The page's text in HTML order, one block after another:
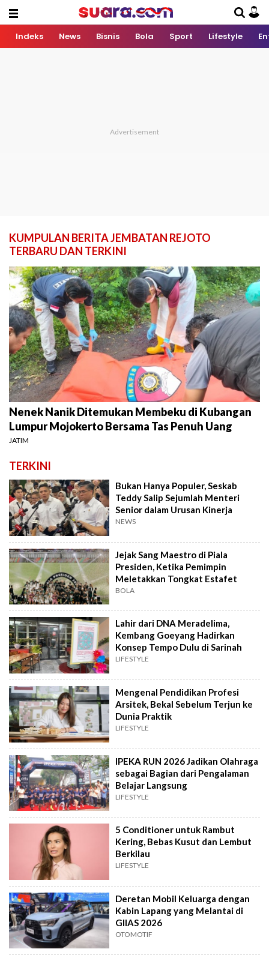
Indeks News Bisnis Bola Sport Lifestyle
KUMPULAN BERITA JEMBATAN REJOTO
TERBARU DAN TERKINI
Nenek Nanik Ditemukan Membeku di Kubangan
Lumpur Mojokerto Bersama Tas Penuh Uang
JATIM
TERKINI
Bukan Hanya Populer, Seskab
Teddy Salip Sejumlah Menteri
Senior dalam Urusan Kinerja
NEWS
Jejak Sang Maestro di Piala
Presiden, Ketika Pemimpin
Meletakkan Tongkat Estafet
BOLA
Lahir dari DNA Meradelima,
Kembang Goeyang Hadirkan
Konsep Tempo Dulu di Sarinah
LIFESTYLE
Mengenal Pendidikan Profesi
Arsitek, Bekal Sebelum Terjun ke
Dunia Praktik
LIFESTYLE
IPEKA RUN 2026 Jadikan Olahraga
sebagai Bagian dari Pengalaman
Belajar Langsung
LIFESTYLE
5 Conditioner untuk Rambut
Kering, Bebas Kusut dan Lembut
Berkilau
LIFESTYLE
Deretan Mobil Keluarga dengan
Kabin Lapang yang Melantai di
GIIAS 2026
OTOMOTIF